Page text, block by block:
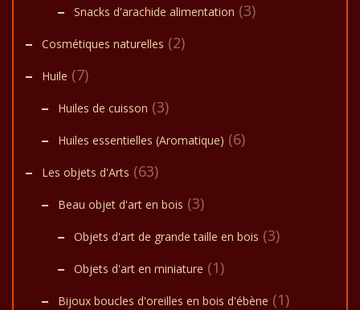
Snacks d'arachide alimentation (3)
Cosmétiques naturelles (2)
Huile (7)
Huiles de cuisson (3)
Huiles essentielles (Aromatique) (6)
Les objets d'Arts (63)
Beau objet d'art en bois (3)
Objets d'art de grande taille en bois (3)
Objets d'art en miniature (1)
Bijoux boucles d'oreilles en bois d'ébène (1)